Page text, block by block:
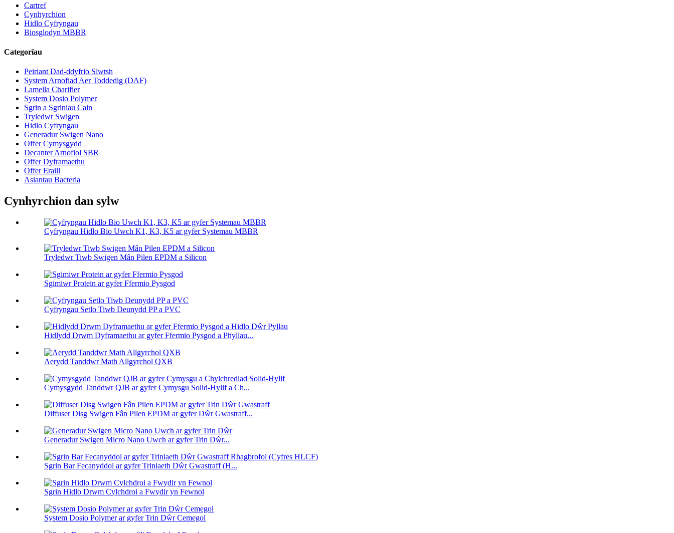
Cartref
Cynhyrchion
Hidlo Cyfryngau
Biosglodyn MBBR
Categorïau
Peiriant Dad-ddyfrio Slwtsh
System Arnofiad Aer Toddedig (DAF)
Lamella Charifier
System Dosio Polymer
Sgrin a Sgriniau Cain
Tryledwr Swigen
Hidlo Cyfryngau
Generadur Swigen Nano
Offer Cymysgydd
Decanter Arnofiol SBR
Offer Dyframaethu
Offer Eraill
Asiantau Bacteria
Cynhyrchion dan sylw
Cyfryngau Hidlo Bio Uwch K1, K3, K5 ar gyfer Systemau MBBR
Tryledwr Tiwb Swigen Mân Pilen EPDM a Silicon
Sgimiwr Protein ar gyfer Ffermio Pysgod
Cyfryngau Setlo Tiwb Deunydd PP a PVC
Hidlydd Drwm Dyframaethu ar gyfer Ffermio Pysgod a Phyllau...
Aerydd Tanddwr Math Allgyrchol QXB
Cymysgydd Tanddwr QJB ar gyfer Cymysgu Solid-Hylif a Ch...
Diffuser Disg Swigen Fân Pilen EPDM ar gyfer Dŵr Gwastraff...
Generadur Swigen Micro Nano Uwch ar gyfer Trin Dŵr...
Sgrin Bar Fecanyddol ar gyfer Triniaeth Dŵr Gwastraff (H...
Sgrin Hidlo Drwm Cylchdroi a Fwydir yn Fewnol
System Dosio Polymer ar gyfer Trin Dŵr Cemegol